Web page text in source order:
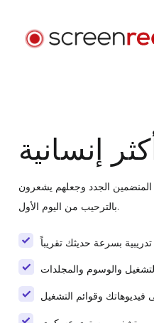
البرمجيات
وابقَ مركّزاً
دعم العملاء
التصميم
إنسانية
المنضمين الجدد وجعلهم يشعرون
بالترحيب من اليوم الأول.
بسرعة حديثك تقريباً
والوسوم والمجلدات
وقوائم التشغيل